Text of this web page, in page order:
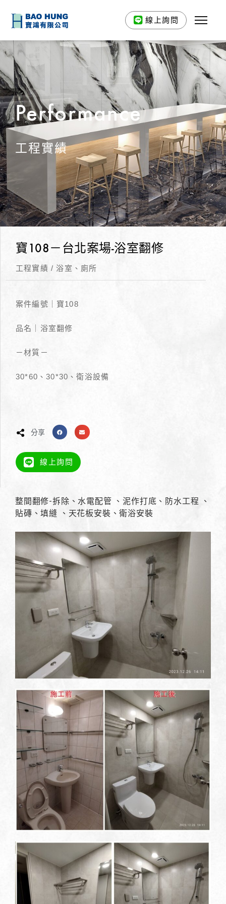
線上詢問
Performance
工程實績
整間翻修-拆除、水電配管 、泥作打底、防水工程 、
貼磚、填縫 、天花板安裝、衛浴安裝
寶108－台北案場-浴室翻修
工程實績 / 浴室、廁所
案件編號｜寶108
品名｜浴室翻修
－材質－
30*60、30*30、衛浴設備
分享
線上詢問